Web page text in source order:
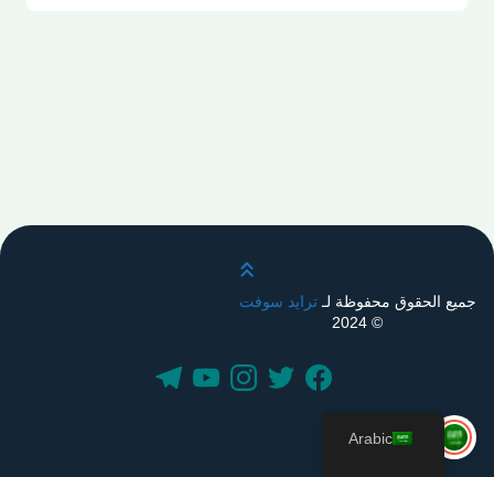
قم بالتمرير لأعلى
جميع الحقوق محفوظة لـترايد سوفت
© 2024
Arabic